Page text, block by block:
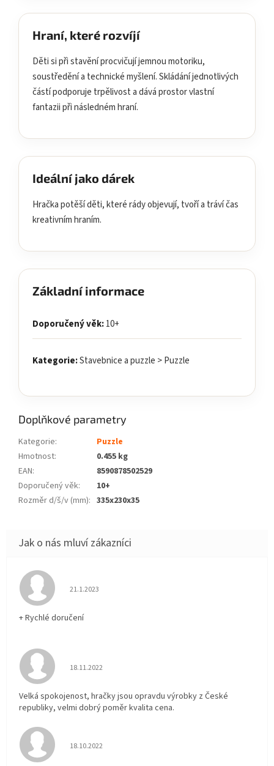
Hraní, které rozvíjí
Děti si při stavění procvičují jemnou motoriku,
soustředění a technické myšlení. Skládání jednotlivých
částí podporuje trpělivost a dává prostor vlastní
fantazii při následném hraní.
Ideální jako dárek
Hračka potěší děti, které rády objevují, tvoří a tráví čas
kreativním hraním.
Základní informace
Doporučený věk:10+
Kategorie:Stavebnice a puzzle > Puzzle
Doplňkové parametry
Kategorie:
Puzzle
Hmotnost:
0.455 kg
EAN:
8590878502529
Doporučený věk:
10+
Rozměr d/š/v (mm): 335x230x35
Hodnocení obchodu je 5 z 5 hvězdiček.
21.1.2023
+ Rychlé doručení
Hodnocení obchodu je 5 z 5 hvězdiček.
18.11.2022
Velká spokojenost, hračky jsou opravdu výrobky z České
republiky, velmi dobrý poměr kvalita cena.
Hodnocení obchodu je 5 z 5 hvězdiček.
18.10.2022